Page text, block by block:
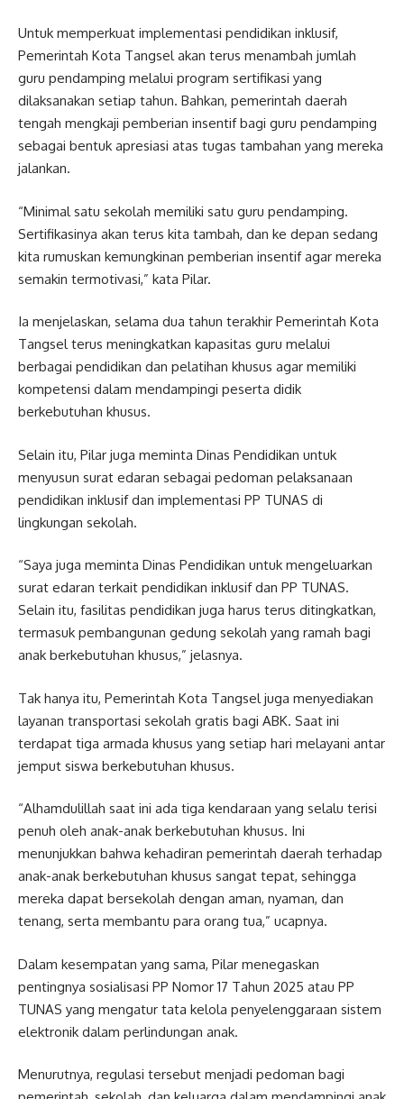
Untuk memperkuat implementasi pendidikan inklusif,
Pemerintah Kota Tangsel akan terus menambah jumlah
guru pendamping melalui program sertifikasi yang
dilaksanakan setiap tahun. Bahkan, pemerintah daerah
tengah mengkaji pemberian insentif bagi guru pendamping
sebagai bentuk apresiasi atas tugas tambahan yang mereka
jalankan.
“Minimal satu sekolah memiliki satu guru pendamping.
Sertifikasinya akan terus kita tambah, dan ke depan sedang
kita rumuskan kemungkinan pemberian insentif agar mereka
semakin termotivasi,” kata Pilar.
Ia menjelaskan, selama dua tahun terakhir Pemerintah Kota
Tangsel terus meningkatkan kapasitas guru melalui
berbagai pendidikan dan pelatihan khusus agar memiliki
kompetensi dalam mendampingi peserta didik
berkebutuhan khusus.
Selain itu, Pilar juga meminta Dinas Pendidikan untuk
menyusun surat edaran sebagai pedoman pelaksanaan
pendidikan inklusif dan implementasi PP TUNAS di
lingkungan sekolah.
“Saya juga meminta Dinas Pendidikan untuk mengeluarkan
surat edaran terkait pendidikan inklusif dan PP TUNAS.
Selain itu, fasilitas pendidikan juga harus terus ditingkatkan,
termasuk pembangunan gedung sekolah yang ramah bagi
anak berkebutuhan khusus,” jelasnya.
Tak hanya itu, Pemerintah Kota Tangsel juga menyediakan
layanan transportasi sekolah gratis bagi ABK. Saat ini
terdapat tiga armada khusus yang setiap hari melayani antar
jemput siswa berkebutuhan khusus.
“Alhamdulillah saat ini ada tiga kendaraan yang selalu terisi
penuh oleh anak-anak berkebutuhan khusus. Ini
menunjukkan bahwa kehadiran pemerintah daerah terhadap
anak-anak berkebutuhan khusus sangat tepat, sehingga
mereka dapat bersekolah dengan aman, nyaman, dan
tenang, serta membantu para orang tua,” ucapnya.
Dalam kesempatan yang sama, Pilar menegaskan
pentingnya sosialisasi PP Nomor 17 Tahun 2025 atau PP
TUNAS yang mengatur tata kelola penyelenggaraan sistem
elektronik dalam perlindungan anak.
Menurutnya, regulasi tersebut menjadi pedoman bagi